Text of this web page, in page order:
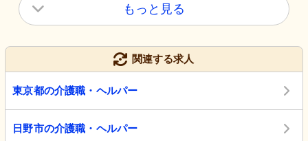
もっと見る
関連する求人
東京都の介護職・ヘルパー
日野市の介護職・ヘルパー